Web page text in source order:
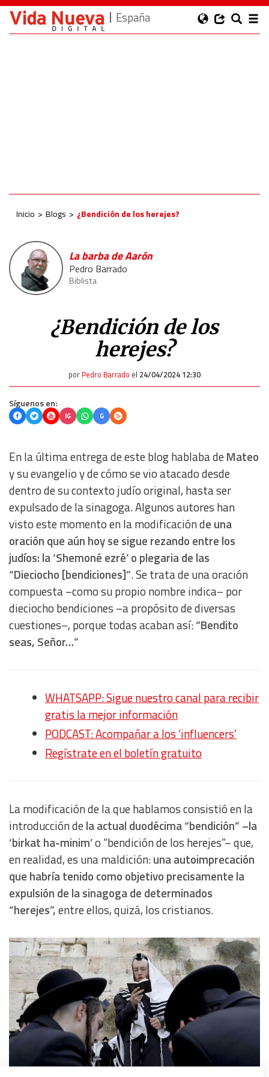
España
Inicio Blogs ¿Bendición de los herejes?
La barba de Aarón
Pedro Barrado
Biblista
¿Bendición de los
herejes?
por Pedro Barrado el 24/04/2024 12:30
Síguenos en:
IG G
En la última entrega de este blog hablaba deMateo
y su evangelio y de cómo se vio atacado desde
dentro de su contexto judío original, hasta ser
expulsado de la sinagoga. Algunos autores han
visto este momento en la modificación de una
oración que aún hoy se sigue rezando entre los
judíos: la ‘Shemoné ezré’ o plegaria de las
“Dieciocho [bendiciones]”. Se trata de una oración
compuesta –como su propio nombre indica– por
dieciocho bendiciones –a propósito de diversas
cuestiones–, porque todas acaban así:“Bendito
seas, Señor…”
WHATSAPP: Sigue nuestro canal para recibir
gratis la mejor información
PODCAST: Acompañar a los ‘influencers’
Regístrate en el boletín gratuito
La modificación de la que hablamos consistió en la
introducción dela actual duodécima “bendición” –la
‘birkat ha-minim’o “bendición de los herejes”– que,
en realidad, es una maldición:una autoimprecación
que habría tenido como objetivo precisamente la
expulsión de la sinagoga de determinados
“herejes”,entre ellos, quizá, los cristianos.